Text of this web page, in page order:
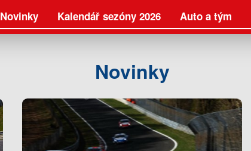
Novinky Kalendář sezóny 2026 Auto a tým
Novinky